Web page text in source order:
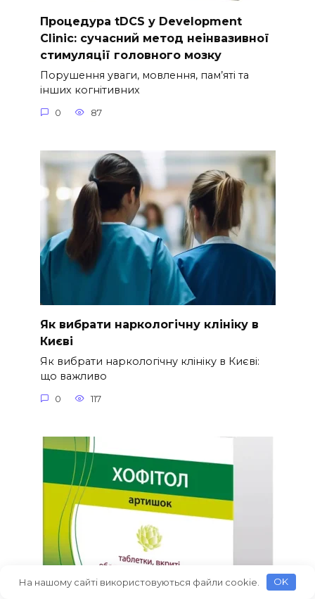
Процедура tDCS у Development
Clinic: сучасний метод неінвазивної
стимуляції головного мозку
Порушення уваги, мовлення, пам’яті та
інших когнітивних
0 87
Як вибрати наркологічну клініку в
Києві
Як вибрати наркологічну клініку в Києві:
що важливо
0 117
На нашому сайті використовуються файли cookie. OK